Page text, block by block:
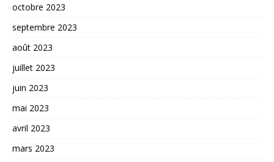
octobre 2023
septembre 2023
août 2023
juillet 2023
juin 2023
mai 2023
avril 2023
mars 2023